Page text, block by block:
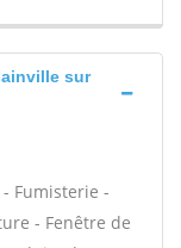
sur
Fumisterie -
- Fenêtre de